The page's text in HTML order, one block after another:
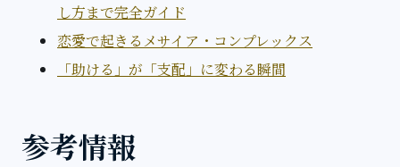
し方まで完全ガイド
恋愛で起きるメサイア・コンプレックス
「助ける」が「支配」に変わる瞬間
参考情報